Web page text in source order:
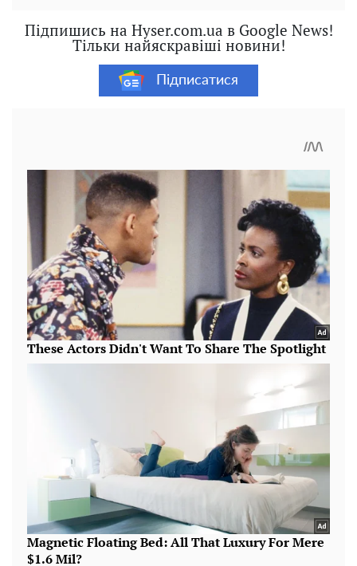
Підпишись на Hyser.com.ua в Google News!
Тільки найяскравіші новини!
Підписатися